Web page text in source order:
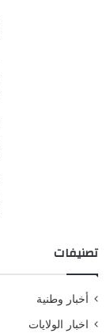
تصنيفات
أخبار وطنية
اخبار الولايات